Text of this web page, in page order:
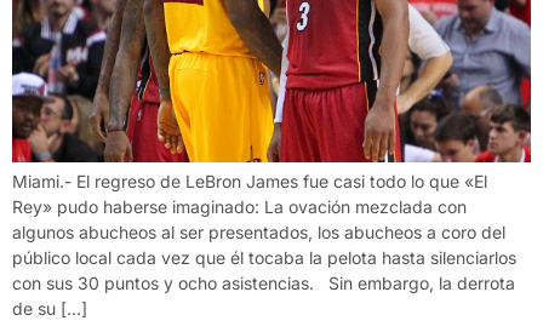
Miami.- El regreso de LeBron James fue casi todo lo que «El
Rey» pudo haberse imaginado: La ovación mezclada con
algunos abucheos al ser presentados, los abucheos a coro del
público local cada vez que él tocaba la pelota hasta silenciarlos
con sus 30 puntos y ocho asistencias. Sin embargo, la derrota
de su […]